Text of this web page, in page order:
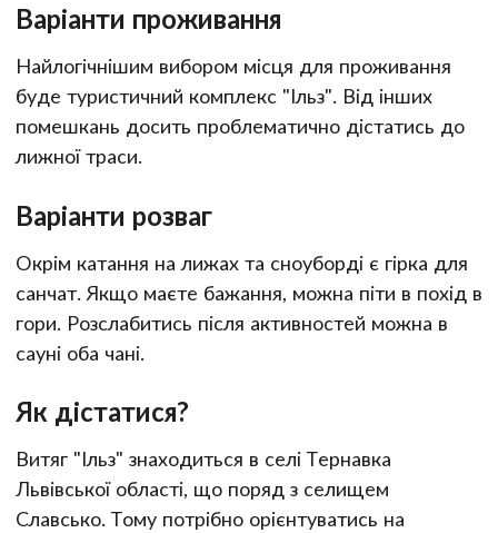
Варіанти проживання
Найлогічнішим вибором місця для проживання
буде туристичний комплекс "Ільз". Від інших
помешкань досить проблематично дістатись до
лижної траси.
Варіанти розваг
Окрім катання на лижах та сноуборді є гірка для
санчат. Якщо маєте бажання, можна піти в похід в
гори. Розслабитись після активностей можна в
сауні оба чані.
Як дістатися?
Витяг "Ільз" знаходиться в селі Тернавка
Львівської області, що поряд з селищем
Славсько. Тому потрібно орієнтуватись на